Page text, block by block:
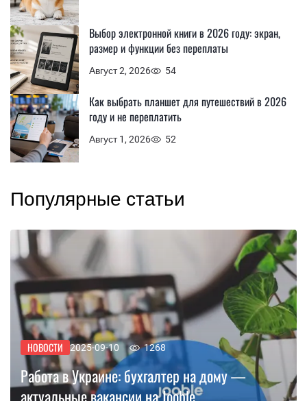
Август 2, 2026 54
Выбор электронной книги в 2026 году: экран,
размер и функции без переплаты
Август 1, 2026 52
Как выбрать планшет для путешествий в 2026
году и не переплатить
Популярные статьи
НОВОСТИ 2025-09-10 1268
Работа в Украине: бухгалтер на дому —
актуальные вакансии на Jooble